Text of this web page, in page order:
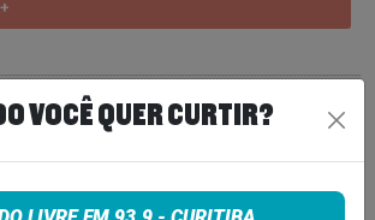
MAIS
LINDSEY BUCKINGHAM REVELA
VOCÊ QUER CURTIR?